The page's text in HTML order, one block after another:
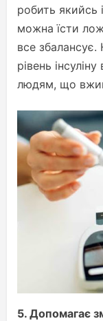
робить якийсь
можна їсти
все
рівень
людям, що
5. Допомагає